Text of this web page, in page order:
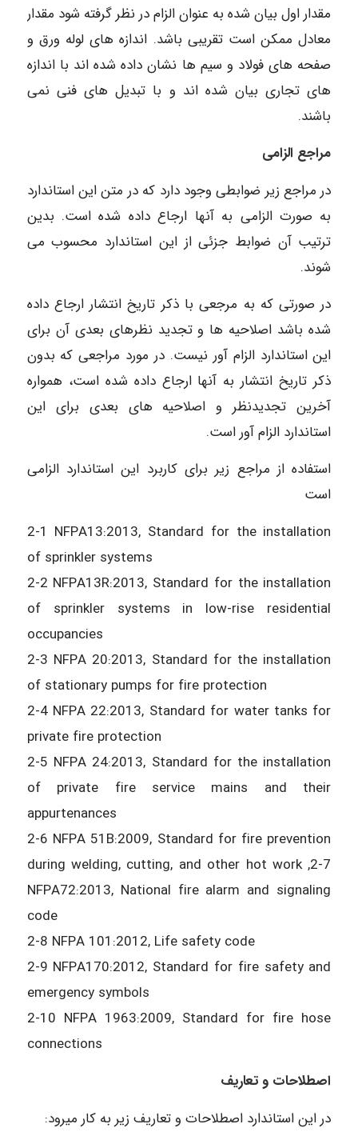
مقدار اول بیان شده به عنوان الزام در نظر گرفته شود مقدار
معادل ممکن است تقریبی باشد. اندازه های لوله ورق و
صفحه های فولاد و سیم ها نشان داده شده اند با اندازه
های تجاری بیان شده اند و با تبدیل های فنی نمی
باشند.
مراجع الزامی
در مراجع زیر ضوابطی وجود دارد که در متن این استاندارد
به صورت الزامی به آنها ارجاع داده شده است. بدین
ترتیب آن ضوابط جزئی از این استاندارد محسوب می
شوند.
در صورتی که به مرجعی با ذکر تاریخ انتشار ارجاع داده
شده باشد اصلاحیه ها و تجدید نظرهای بعدی آن برای
این استاندارد الزام آور نیست. در مورد مراجعی که بدون
ذکر تاریخ انتشار به آنها ارجاع داده شده است، همواره
آخرین تجدیدنظر و اصلاحیه های بعدی برای این
استاندارد الزام آور است.
استفاده از مراجع زیر برای کاربرد این استاندارد الزامی
است
2-1 NFPA13:2013, Standard for the installation
of sprinkler systems
2-2 NFPA13R:2013, Standard for the installation
of sprinkler systems in low-rise residential
occupancies
2-3 NFPA 20:2013, Standard for the installation
of stationary pumps for fire protection
2-4 NFPA 22:2013, Standard for water tanks for
private fire protection
2-5 NFPA 24:2013, Standard for the installation
of private fire service mains and their
appurtenances
2-6 NFPA 51B:2009, Standard for fire prevention
during welding, cutting, and other hot work ,2-7
NFPA72:2013, National fire alarm and signaling
code
2-8 NFPA 101:2012, Life safety code
2-9 NFPA170:2012, Standard for fire safety and
emergency symbols
2-10 NFPA 1963:2009, Standard for fire hose
connections
اصطلاحات و تعاریف
در این استاندارد اصطلاحات و تعاریف زیر به کار میرود: